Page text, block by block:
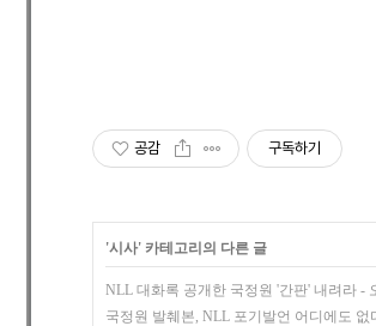
공감 구독하기
'시사' 카테고리의 다른 글
NLL 대화록 공개한 국정원 '간판' 내려라 -
국정원 발췌본, NLL 포기발언 어디에도 없